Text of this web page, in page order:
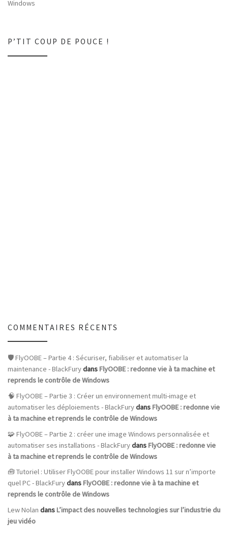
Windows
P’TIT COUP DE POUCE !
COMMENTAIRES RÉCENTS
🛡️ FlyOOBE – Partie 4 : Sécuriser, fiabiliser et automatiser la
maintenance - BlackFurydansFlyOOBE : redonne vie à ta machine et
reprends le contrôle de Windows
🧠 FlyOOBE – Partie 3 : Créer un environnement multi-image et
automatiser les déploiements - BlackFurydansFlyOOBE : redonne vie
à ta machine et reprends le contrôle de Windows
🧩 FlyOOBE – Partie 2 : créer une image Windows personnalisée et
automatiser ses installations - BlackFurydansFlyOOBE : redonne vie
à ta machine et reprends le contrôle de Windows
🧰 Tutoriel : Utiliser FlyOOBE pour installer Windows 11 sur n’importe
quel PC - BlackFurydansFlyOOBE : redonne vie à ta machine et
reprends le contrôle de Windows
Lew Nolan dansL’impact des nouvelles technologies sur l’industrie du
jeu vidéo